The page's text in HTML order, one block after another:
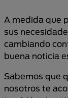
A medida que
sus
cambiando
buena noticia
Sabemos que
nosotros te